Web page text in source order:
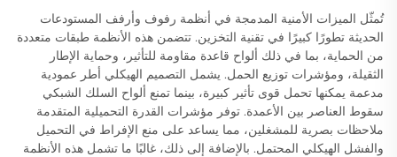
تُمثّل الميزات الأمنية المدمجة في أنظمة رفوف وأرفف المستودعات
الحديثة تطورًا كبيرًا في تقنية التخزين. تتضمن هذه الأنظمة طبقات متعددة
من الحماية، بما في ذلك ألواح قاعدة مقاومة للتأثير، وحماية الإطار
الثقيلة، ومؤشرات توزيع الحمل. يشمل التصميم الهيكلي أطر عمودية
مدعمة يمكنها تحمل قوى تأثير كبيرة، بينما تمنع ألواح السلك الشبكي
سقوط العناصر بين الأعمدة. توفر مؤشرات القدرة التحميلية المتقدمة
ملاحظات بصرية للمشغلين، مما يساعد على منع الإفراط في التحميل
والفشل الهيكلي المحتمل. بالإضافة إلى ذلك، غالبًا ما تشمل هذه الأنظمة